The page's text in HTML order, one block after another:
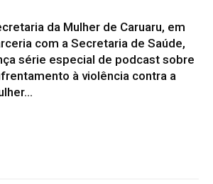
da Mulher de Caruaru, em
com a Secretaria de Saúde,
série especial de podcast sobre
à violência contra a